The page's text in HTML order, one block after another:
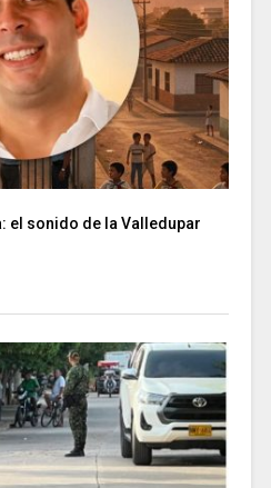
el sonido de la Valledupar